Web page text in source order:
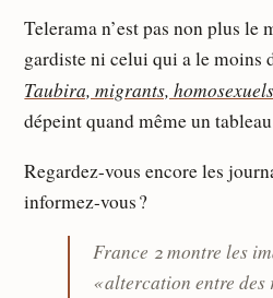
Telerama n’est pas non plus le
gardiste ni celui qui a le moins
Taubira, migrants,
dépeint quand même un
Regardez-vous encore les
informez-vous ?
France 2 montre les
« altercation entre